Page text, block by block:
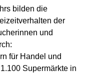
bilden die
der
und
für Handel und
Supermärkte in